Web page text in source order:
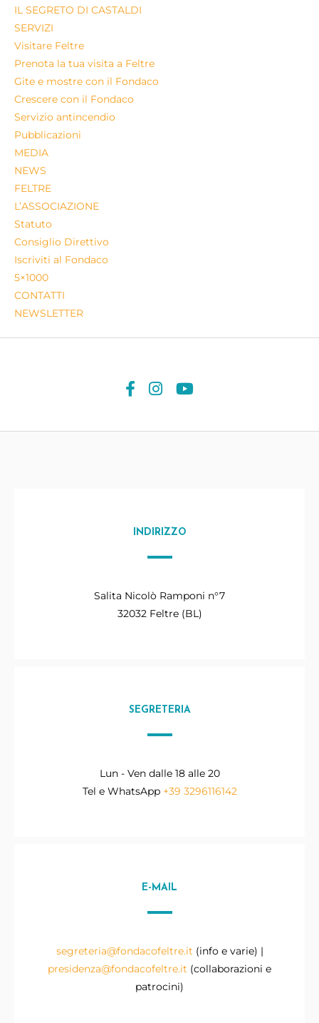
IL SEGRETO DI CASTALDI
SERVIZI
Visitare Feltre
Prenota la tua visita a Feltre
Gite e mostre con il Fondaco
Crescere con il Fondaco
Servizio antincendio
Pubblicazioni
MEDIA
NEWS
FELTRE
L’ASSOCIAZIONE
Statuto
Consiglio Direttivo
Iscriviti al Fondaco
5×1000
CONTATTI
NEWSLETTER
INDIRIZZO
Salita Nicolò Ramponi n°7
32032 Feltre (BL)
SEGRETERIA
Lun - Ven dalle 18 alle 20
Tel e WhatsApp +39 3296116142
E-MAIL
segreteria@fondacofeltre.it (info e varie) |
presidenza@fondacofeltre.it (collaborazioni e
patrocini)